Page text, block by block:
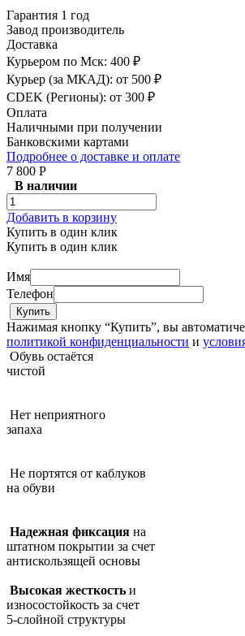
Гарантия 1 год
Завод производитель
Доставка
Курьером по Мск: 400 ₽
Курьер (за МКАД): от 500 ₽
CDEK (Регионы): от 300 ₽
Оплата
Наличными при получении
Банковскими картами
Подробнее о доставке и оплате
7 800 Р
В наличии
Добавить в корзину
Купить в один клик
Купить в один клик
Имя
Телефон
Нажимая кнопку “Купить”, вы
политикой конфиденциальности и
Обувь остаётся
чистой
Нет неприятного
запаха
Не портятся от каблуков
на обуви
Надежная фиксация на
штатном покрытии за счет
антискользящей основы
Высокая жесткость и
износостойкость за счет
5-слойной структуры